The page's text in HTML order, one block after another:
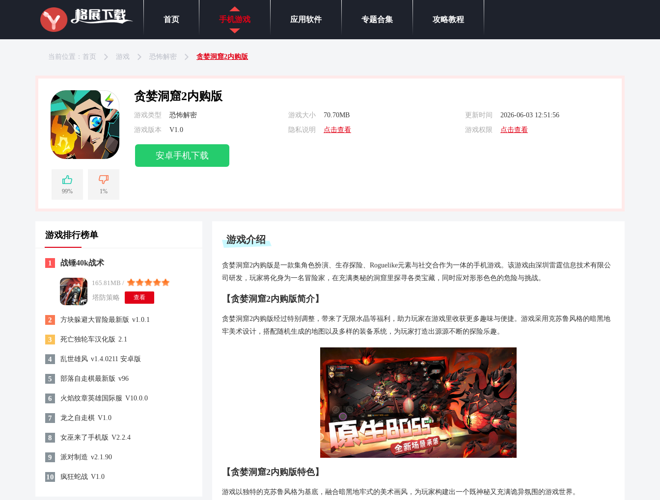
首页 手机游戏 应用软件 专题合集 攻略教程
当前位置： 首页 游戏 恐怖解密 贪婪洞窟2内购版
99% 1%
贪婪洞窟2内购版
游戏类型 恐怖解密 游戏大小 70.70MB 更新时间
2026-06-03 12:51:56
游戏版本
V1.0 隐私说明 点击查看 游戏权限 点击查看
安卓手机下载
游戏排行榜单
1 战锤40k战术
165.81MB /
塔防策略
查看
2 方块躲避大冒险最新版 v1.0.1
3 死亡独轮车汉化版 2.1
4 乱世雄风 v1.4.0211 安卓版
5 部落自走棋最新版 v96
6 火焰纹章英雄国际服 V10.0.0
7 龙之自走棋 V1.0
8 女巫来了手机版 V2.2.4
9 派对制造 v2.1.90
10 疯狂蛇战 V1.0
游戏介绍
贪婪洞窟2内购版是一款集角色扮演、生存探险、Roguelike元素与社交合作为一体的手机游戏。该游戏由深圳雷霆信息技术有限公
司研发，玩家将化身为一名冒险家，在充满奥秘的洞窟里探寻各类宝藏，同时应对形形色色的危险与挑战。
【贪婪洞窟2内购版简介】
贪婪洞窟2内购版经过特别调整，带来了无限水晶等福利，助力玩家在游戏里收获更多趣味与便捷。游戏采用克苏鲁风格的暗黑地
牢美术设计，搭配随机生成的地图以及多样的装备系统，为玩家打造出源源不断的探险乐趣。
【贪婪洞窟2内购版特色】
游戏以独特的克苏鲁风格为基底，融合暗黑地牢式的美术画风，为玩家构建出一个既神秘又充满诡异氛围的游戏世界。